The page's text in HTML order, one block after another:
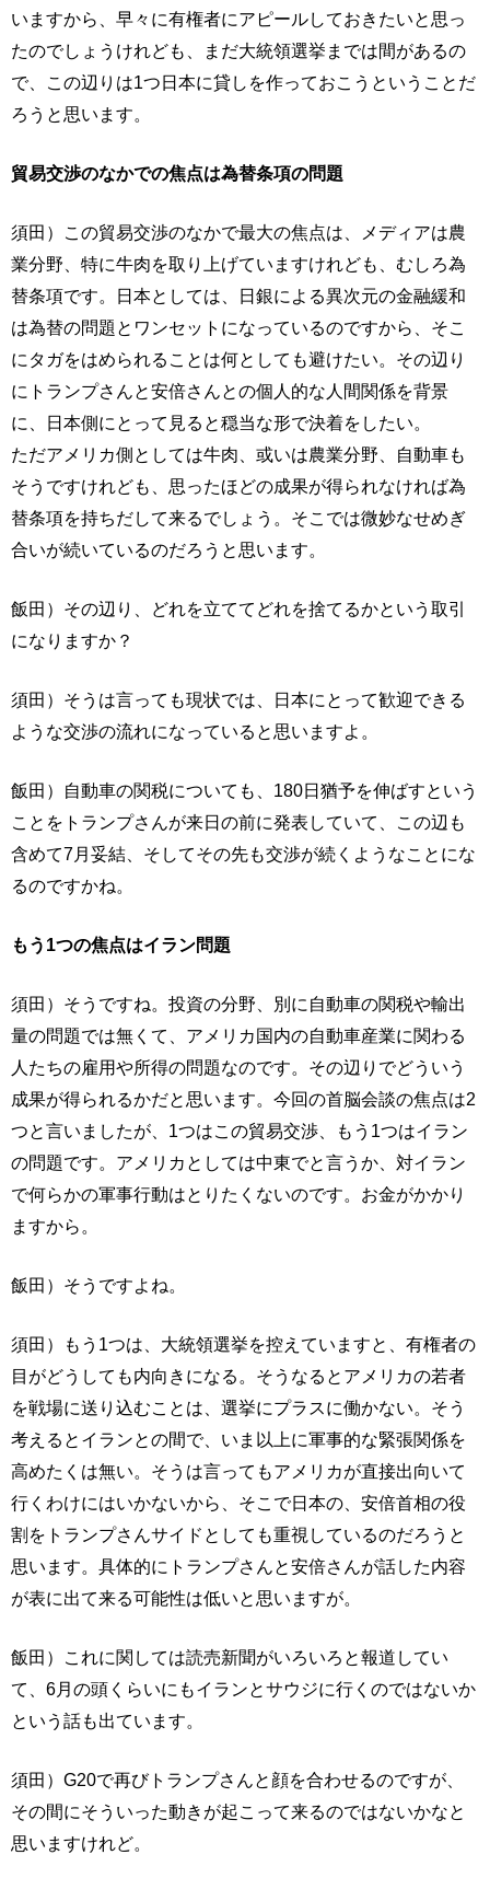
いますから、早々に有権者にアピールしておきたいと思っ
たのでしょうけれども、まだ大統領選挙までは間があるの
で、この辺りは1つ日本に貸しを作っておこうということだ
ろうと思います。
貿易交渉のなかでの焦点は為替条項の問題
須田）この貿易交渉のなかで最大の焦点は、メディアは農
業分野、特に牛肉を取り上げていますけれども、むしろ為
替条項です。日本としては、日銀による異次元の金融緩和
は為替の問題とワンセットになっているのですから、そこ
にタガをはめられることは何としても避けたい。その辺り
にトランプさんと安倍さんとの個人的な人間関係を背景
に、日本側にとって見ると穏当な形で決着をしたい。
ただアメリカ側としては牛肉、或いは農業分野、自動車も
そうですけれども、思ったほどの成果が得られなければ為
替条項を持ちだして来るでしょう。そこでは微妙なせめぎ
合いが続いているのだろうと思います。
飯田）その辺り、どれを立ててどれを捨てるかという取引
になりますか？
須田）そうは言っても現状では、日本にとって歓迎できる
ような交渉の流れになっていると思いますよ。
飯田）自動車の関税についても、180日猶予を伸ばすという
ことをトランプさんが来日の前に発表していて、この辺も
含めて7月妥結、そしてその先も交渉が続くようなことにな
るのですかね。
もう1つの焦点はイラン問題
須田）そうですね。投資の分野、別に自動車の関税や輸出
量の問題では無くて、アメリカ国内の自動車産業に関わる
人たちの雇用や所得の問題なのです。その辺りでどういう
成果が得られるかだと思います。今回の首脳会談の焦点は2
つと言いましたが、1つはこの貿易交渉、もう1つはイラン
の問題です。アメリカとしては中東でと言うか、対イラン
で何らかの軍事行動はとりたくないのです。お金がかかり
ますから。
飯田）そうですよね。
須田）もう1つは、大統領選挙を控えていますと、有権者の
目がどうしても内向きになる。そうなるとアメリカの若者
を戦場に送り込むことは、選挙にプラスに働かない。そう
考えるとイランとの間で、いま以上に軍事的な緊張関係を
高めたくは無い。そうは言ってもアメリカが直接出向いて
行くわけにはいかないから、そこで日本の、安倍首相の役
割をトランプさんサイドとしても重視しているのだろうと
思います。具体的にトランプさんと安倍さんが話した内容
が表に出て来る可能性は低いと思いますが。
飯田）これに関しては読売新聞がいろいろと報道してい
て、6月の頭くらいにもイランとサウジに行くのではないか
という話も出ています。
須田）G20で再びトランプさんと顔を合わせるのですが、
その間にそういった動きが起こって来るのではないかなと
思いますけれど。